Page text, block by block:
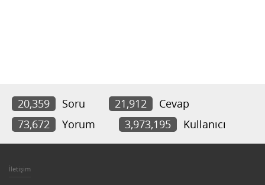
20,359 Soru 21,912
Cevap
73,672
Yorum 3,973,195 Kullanıcı
İletişim